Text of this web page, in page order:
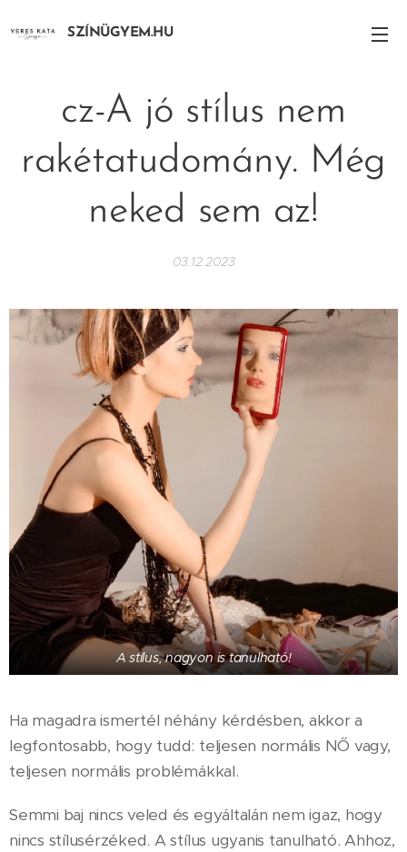
SZÍNÜGYEM.HU
cz-A jó stílus nem
rakétatudomány. Még
neked sem az!
03.12.2023
A stílus, nagyon is tanulható!
Ha magadra ismertél néhány kérdésben, akkor a
legfontosabb, hogy tudd: teljesen normális NŐ vagy,
teljesen normális problémákkal.
Semmi baj nincs veled és egyáltalán nem igaz, hogy
nincs stílusérzéked. A stílus ugyanis tanulható. Ahhoz,